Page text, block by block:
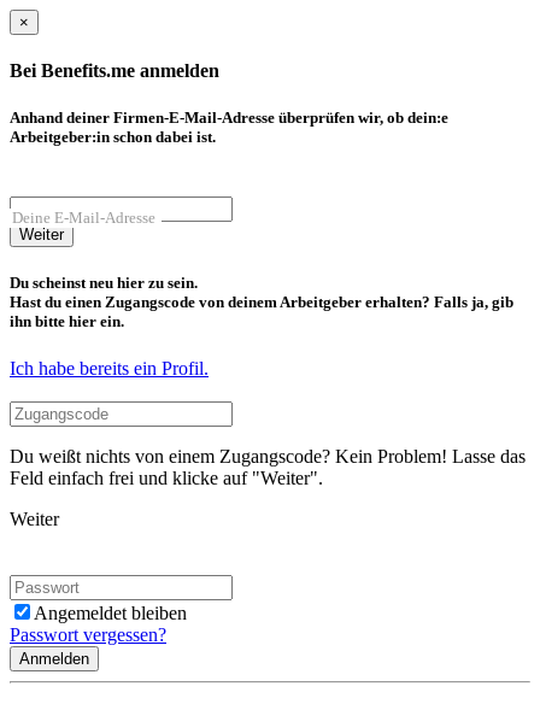
×
Bei Benefits.me anmelden
Anhand deiner Firmen-E-Mail-Adresse überprüfen wir, ob dein:e
Arbeitgeber:in schon dabei ist.
Deine E-Mail-Adresse
Weiter
Du scheinst neu hier zu sein.
Hast du einen Zugangscode von deinem Arbeitgeber erhalten? Falls ja, gib
ihn bitte hier ein.
Ich habe bereits ein Profil.
Du weißt nichts von einem Zugangscode? Kein Problem! Lasse das
Feld einfach frei und klicke auf "Weiter".
Weiter
Angemeldet bleiben
Passwort vergessen?
Anmelden